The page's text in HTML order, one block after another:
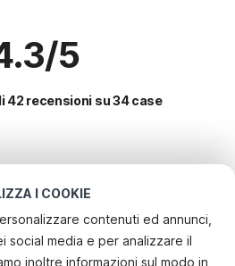
I COOKIE
contenuti ed annunci,
social media e per analizzare il
inoltre informazioni sul modo in
5
42 recensioni su 34 case
in Berchtesgadener